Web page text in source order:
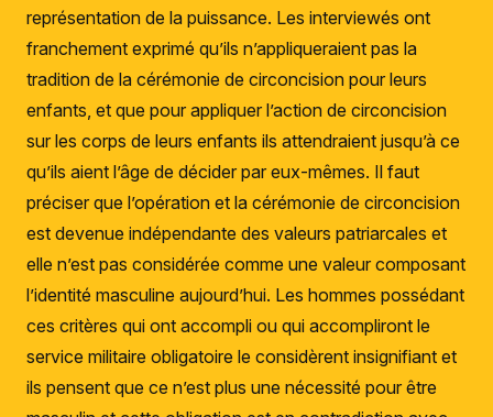
représentation de la puissance. Les interviewés ont
franchement exprimé qu’ils n’appliqueraient pas la
tradition de la cérémonie de circoncision pour leurs
enfants, et que pour appliquer l’action de circoncision
sur les corps de leurs enfants ils attendraient jusqu’à ce
qu’ils aient l’âge de décider par eux-mêmes. Il faut
préciser que l’opération et la cérémonie de circoncision
est devenue indépendante des valeurs patriarcales et
elle n’est pas considérée comme une valeur composant
l’identité masculine aujourd’hui. Les hommes possédant
ces critères qui ont accompli ou qui accompliront le
service militaire obligatoire le considèrent insignifiant et
ils pensent que ce n’est plus une nécessité pour être